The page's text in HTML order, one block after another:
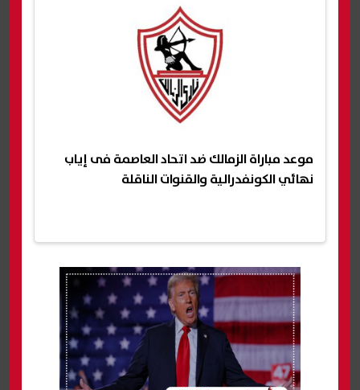
موعد مباراة الزمالك ضد اتحاد العاصمة فى إياب
نهائي الكونفدرالية والقنوات الناقلة